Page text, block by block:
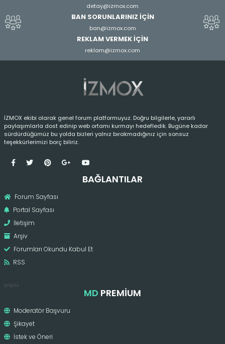
detay@izmox.com
BAN SORUNLARINIZ İÇİN
ban@izmox.com
REKLAM VERMEK İÇİN
reklam@izmox.com
İZMOX ekibi olarak genel forum platformuyuz. Doğru bilgilerle, yararlı
paylaşımlarla dost edinip web ortamı kurmayı hedefledik. Bugüne kadar
sürdürdüğümüz bu yolda bizleri yalnız bırakmadığınız için sonsuz
teşekkürlerimizi borç biliriz.
BAĞLANTILAR
Forum Sayfası
Portal Sayfası
İletişim
Arşiv
Forumları Okundu Kabul Et
RSS
pergola
MD PREMIUM
Moderatör Başvuru
Şikayet
İstek ve Öneri